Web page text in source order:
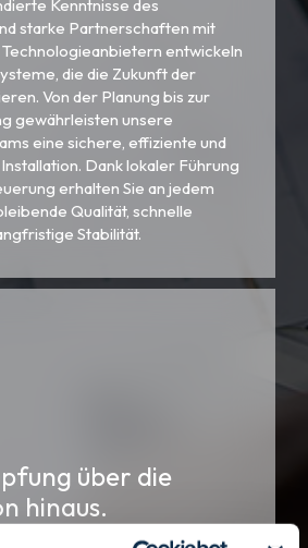
Kenntnisse des
starke Partnerschaften mit
entwickeln
die die Zukunft der
Von der Planung bis zur
gewährleisten unsere
eine sichere, effiziente und
Dank lokaler Führung
erhalten Sie an jedem
Qualität, schnelle
Stabilität.
über die
hinaus.